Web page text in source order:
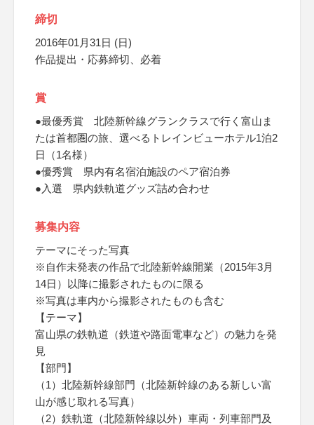
締切
2016年01月31日 (日)
作品提出・応募締切、必着
賞
●最優秀賞 北陸新幹線グランクラスで行く富山ま
たは首都圏の旅、選べるトレインビューホテル1泊2
日（1名様）
●優秀賞 県内有名宿泊施設のペア宿泊券
●入選 県内鉄軌道グッズ詰め合わせ
募集内容
テーマにそった写真
※自作未発表の作品で北陸新幹線開業（2015年3月
14日）以降に撮影されたものに限る
※写真は車内から撮影されたものも含む
【テーマ】
富山県の鉄軌道（鉄道や路面電車など）の魅力を発
見
【部門】
（1）北陸新幹線部門（北陸新幹線のある新しい富
山が感じ取れる写真）
（2）鉄軌道（北陸新幹線以外）車両・列車部門及